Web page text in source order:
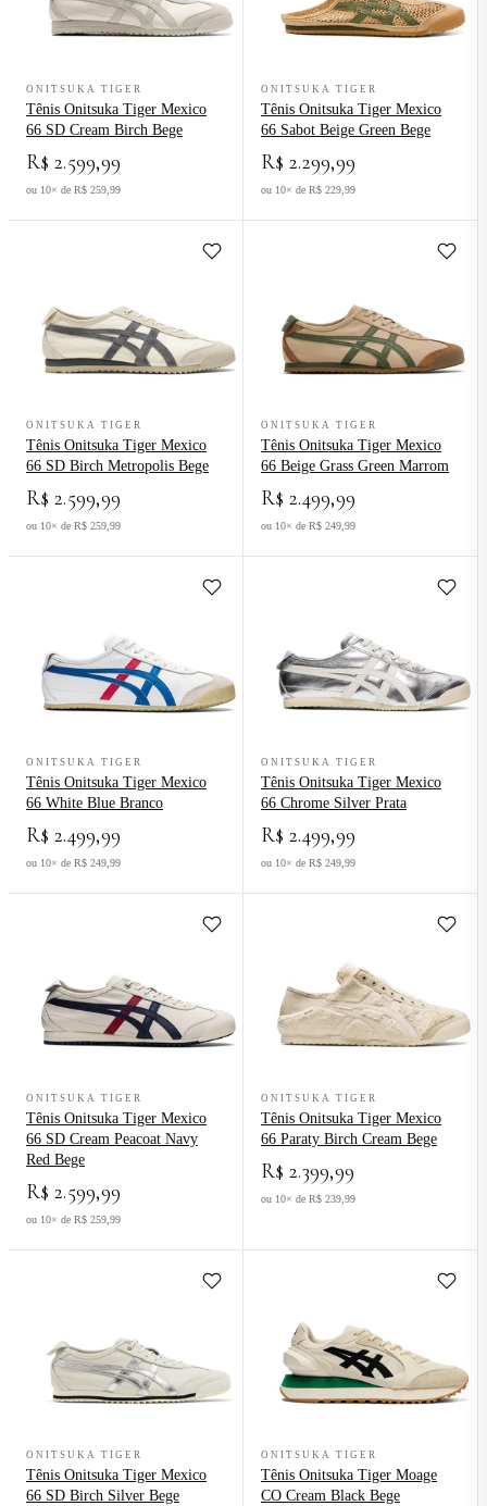
ONITSUKA TIGER
Tênis Onitsuka Tiger Mexico
66 SD Cream Birch Bege
R$ 2.599,99
ou 10× de R$ 259,99
ONITSUKA TIGER
Tênis Onitsuka Tiger Mexico
66 Sabot Beige Green Bege
R$ 2.299,99
ou 10× de R$ 229,99
ONITSUKA TIGER
Tênis Onitsuka Tiger Mexico
66 SD Birch Metropolis Bege
R$ 2.599,99
ou 10× de R$ 259,99
ONITSUKA TIGER
Tênis Onitsuka Tiger Mexico
66 Beige Grass Green Marrom
R$ 2.499,99
ou 10× de R$ 249,99
ONITSUKA TIGER
Tênis Onitsuka Tiger Mexico
66 White Blue Branco
R$ 2.499,99
ou 10× de R$ 249,99
ONITSUKA TIGER
Tênis Onitsuka Tiger Mexico
66 Chrome Silver Prata
R$ 2.499,99
ou 10× de R$ 249,99
ONITSUKA TIGER
Tênis Onitsuka Tiger Mexico
66 SD Cream Peacoat Navy
Red Bege
R$ 2.599,99
ou 10× de R$ 259,99
ONITSUKA TIGER
Tênis Onitsuka Tiger Mexico
66 Paraty Birch Cream Bege
R$ 2.399,99
ou 10× de R$ 239,99
ONITSUKA TIGER
Tênis Onitsuka Tiger Mexico
66 SD Birch Silver Bege
ONITSUKA TIGER
Tênis Onitsuka Tiger Moage
CO Cream Black Bege